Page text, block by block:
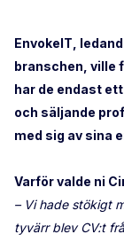
EnvokeIT,
branschen, ville
har de endast
och säljande
med sig av sina
Varför valde ni
– Vi hade stökigt
tyvärr blev CV:t